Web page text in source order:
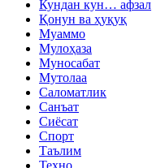
Кундан кун… афзал
Қонун ва ҳуқуқ
Муаммо
Мулоҳаза
Муносабат
Мутолаа
Саломатлик
Санъат
Сиёсат
Спорт
Таълим
Техно